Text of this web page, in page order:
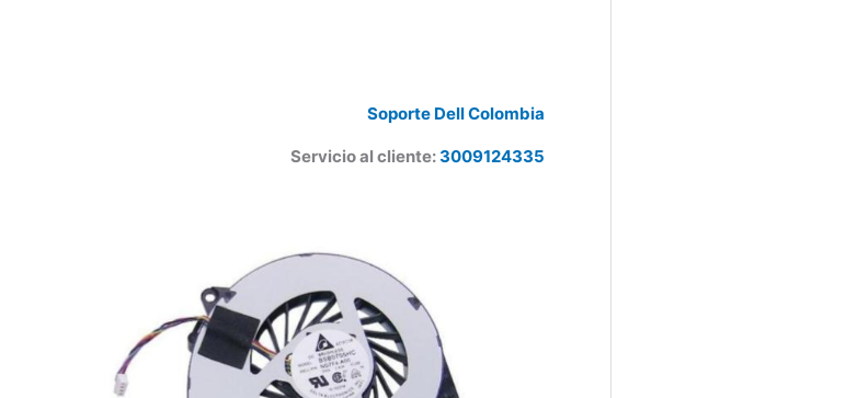
Soporte Dell Colombia
Servicio al cliente:3009124335